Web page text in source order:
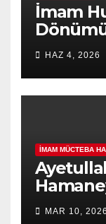
İmam
HAZ 4, 2026
İMAM MÜCTEBA
MAR 10, 2026